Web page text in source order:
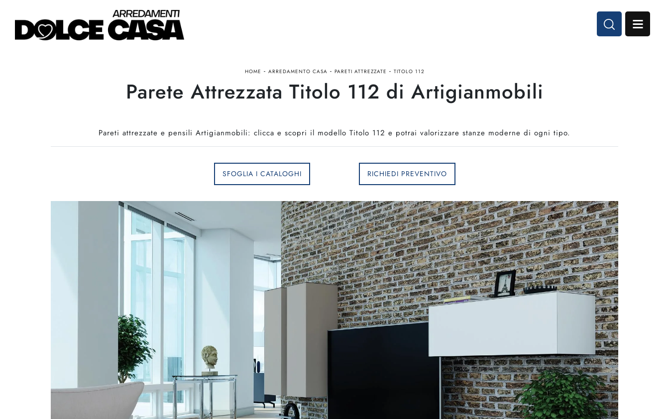
HOME - ARREDAMENTO CASA - PARETI ATTREZZATE - TITOLO 112
Parete Attrezzata Titolo 112 di Artigianmobili
Pareti attrezzate e pensili Artigianmobili: clicca e scopri il modello Titolo 112 e potrai valorizzare stanze moderne di ogni tipo.
SFOGLIA I CATALOGHI RICHIEDI PREVENTIVO